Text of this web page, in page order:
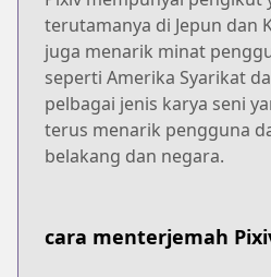
terutamanya di Jepun dan
juga menarik minat
seperti Amerika Syarikat
pelbagai jenis karya seni
terus menarik pengguna
belakang dan negara.
cara menterjemah